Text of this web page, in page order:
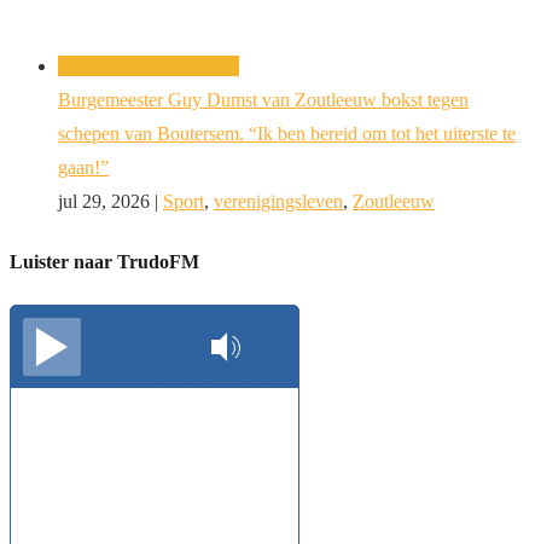
Burgemeester Guy Dumst van Zoutleeuw bokst tegen
schepen van Boutersem. “Ik ben bereid om tot het uiterste te
gaan!”
jul 29, 2026 | Sport, verenigingsleven, Zoutleeuw
Luister naar TrudoFM
TrudoFM